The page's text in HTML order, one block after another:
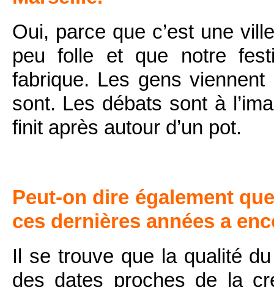
Oui, parce que c’est une
peu folle et que notre
fabrique. Les gens
sont. Les débats sont à
finit après autour d’un pot.
Peut-on dire également
ces dernières années a
Il se trouve que la qualité
des dates proches de la